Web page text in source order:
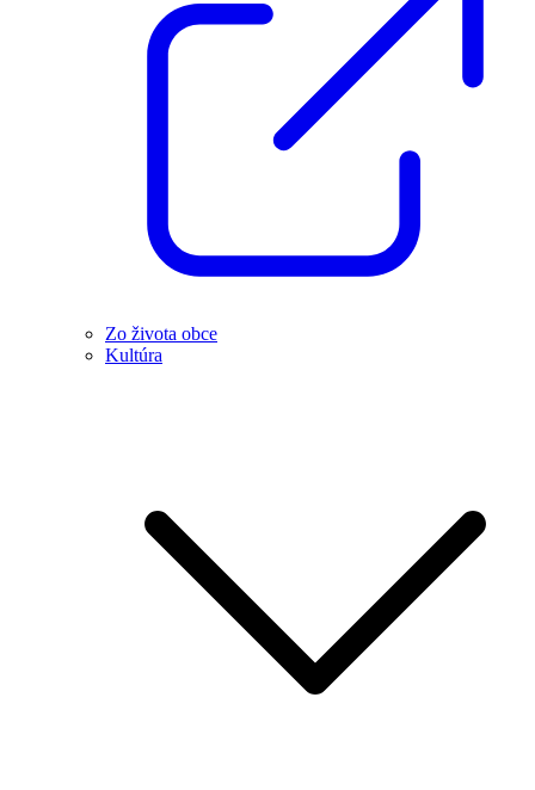
Zo života obce
Kultúra